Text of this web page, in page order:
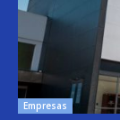
Empresas